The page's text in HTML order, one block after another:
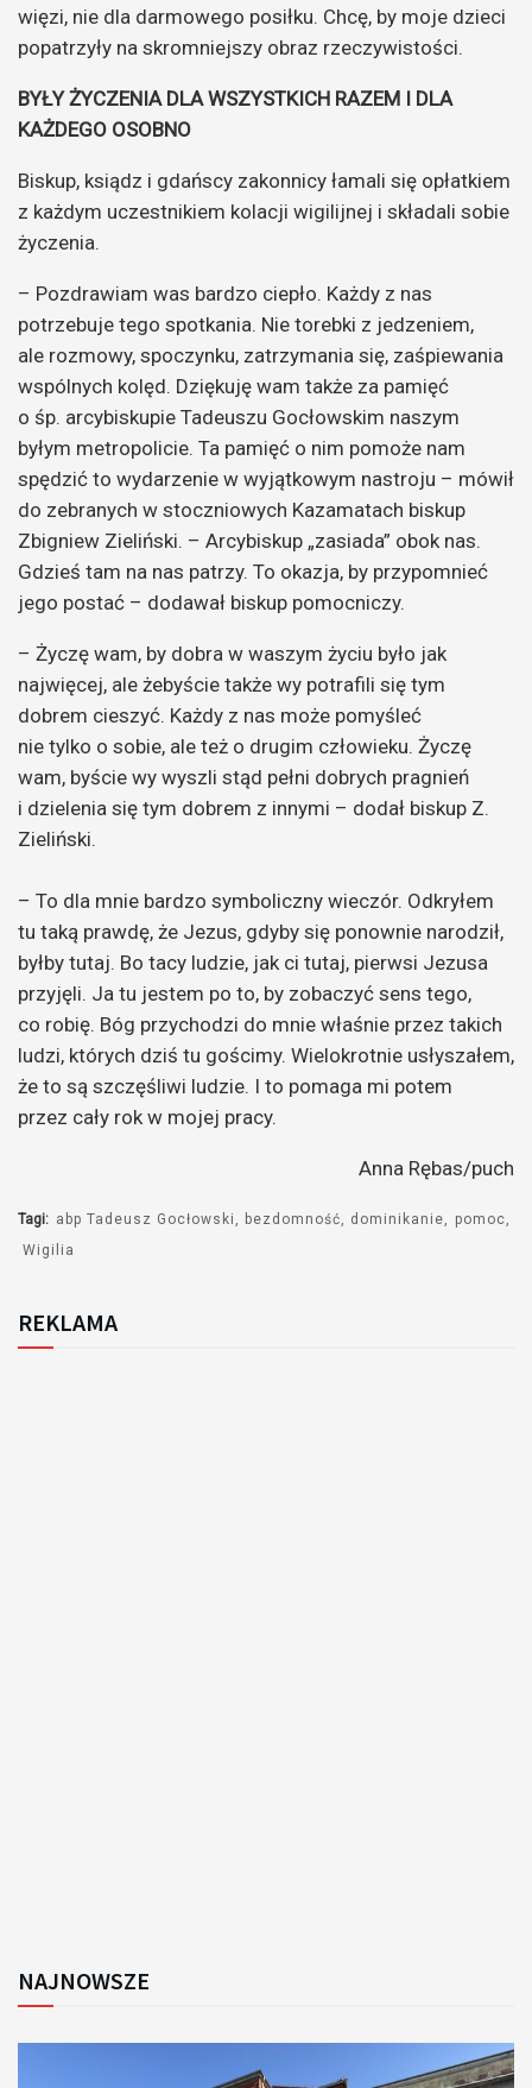
więzi, nie dla darmowego posiłku. Chcę, by moje dzieci
popatrzyły na skromniejszy obraz rzeczywistości.
BYŁY ŻYCZENIA DLA WSZYSTKICH RAZEM I DLA
KAŻDEGO OSOBNO
Biskup, ksiądz i gdańscy zakonnicy łamali się opłatkiem
z każdym uczestnikiem kolacji wigilijnej i składali sobie
życzenia.
– Pozdrawiam was bardzo ciepło. Każdy z nas
potrzebuje tego spotkania. Nie torebki z jedzeniem,
ale rozmowy, spoczynku, zatrzymania się, zaśpiewania
wspólnych kolęd. Dziękuję wam także za pamięć
o śp. arcybiskupie Tadeuszu Gocłowskim naszym
byłym metropolicie. Ta pamięć o nim pomoże nam
spędzić to wydarzenie w wyjątkowym nastroju – mówił
do zebranych w stoczniowych Kazamatach biskup
Zbigniew Zieliński. – Arcybiskup „zasiada” obok nas.
Gdzieś tam na nas patrzy. To okazja, by przypomnieć
jego postać – dodawał biskup pomocniczy.
– Życzę wam, by dobra w waszym życiu było jak
najwięcej, ale żebyście także wy potrafili się tym
dobrem cieszyć. Każdy z nas może pomyśleć
nie tylko o sobie, ale też o drugim człowieku. Życzę
wam, byście wy wyszli stąd pełni dobrych pragnień
i dzielenia się tym dobrem z innymi – dodał biskup Z.
Zieliński.
– To dla mnie bardzo symboliczny wieczór. Odkryłem
tu taką prawdę, że Jezus, gdyby się ponownie narodził,
byłby tutaj. Bo tacy ludzie, jak ci tutaj, pierwsi Jezusa
przyjęli. Ja tu jestem po to, by zobaczyć sens tego,
co robię. Bóg przychodzi do mnie właśnie przez takich
ludzi, których dziś tu gościmy. Wielokrotnie usłyszałem,
że to są szczęśliwi ludzie. I to pomaga mi potem
przez cały rok w mojej pracy.
Anna Rębas/puch
Tagi: abp Tadeusz Gocłowski bezdomność dominikanie
pomoc
Wigilia
REKLAMA
NAJNOWSZE